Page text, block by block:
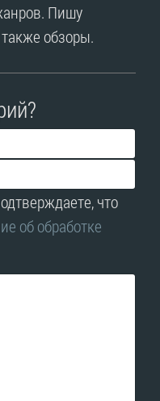
Пишу
обзоры.
что
об обработке